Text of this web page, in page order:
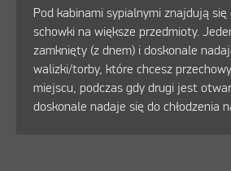
Pod kabinami sypialnymi znajdują
schowki na większe przedmioty.
zamknięty (z dnem) i doskonale
walizki/torby, które chcesz
miejscu, podczas gdy drugi jest
doskonale nadaje się do chłodzenia